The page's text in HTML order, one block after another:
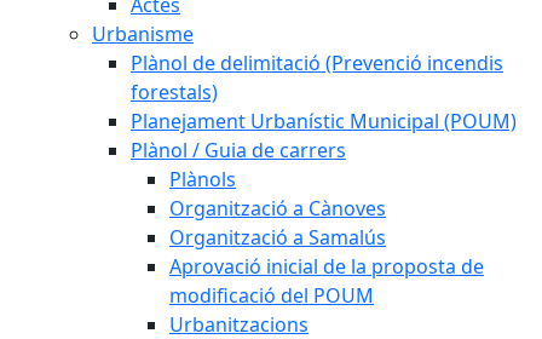
Urbanisme
Plànol de delimitació (Prevenció incendis
forestals)
Planejament Urbanístic Municipal (POUM)
Plànol / Guia de carrers
Plànols
Organització a Cànoves
Organització a Samalús
Aprovació inicial de la proposta de
modificació del POUM
Urbanitzacions